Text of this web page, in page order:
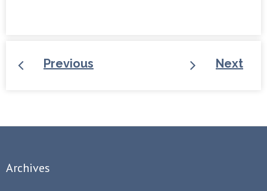
Previous Next
Archives